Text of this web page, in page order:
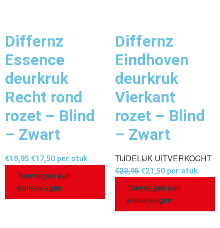
Differnz
Essence
deurkruk
Recht rond
rozet – Blind
– Zwart
€19,95 €17,50 per stuk
Toevoegen aan
winkelwagen
Differnz
Eindhoven
deurkruk
Vierkant
rozet – Blind
– Zwart
TIJDELIJK UITVERKOCHT
€23,95 €21,50 per stuk
Toevoegen aan
winkelwagen